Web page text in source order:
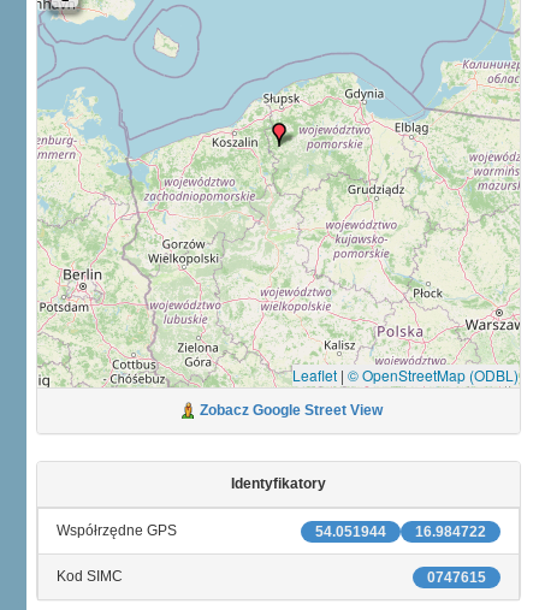
Leaflet | © OpenStreetMap (ODBL)
Zobacz Google Street View
Identyfikatory
16.984722
54.051944
Współrzędne GPS
0747615
Kod SIMC